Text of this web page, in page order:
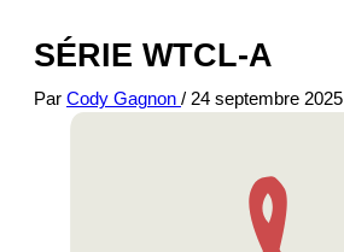
SÉRIE WTCL-A
Par Cody Gagnon / 24 septembre 2025